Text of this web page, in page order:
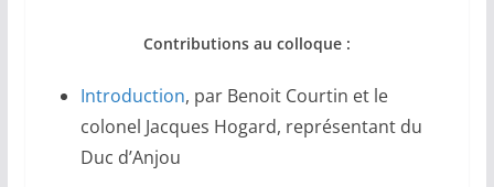
Contributions au colloque :
Introduction, par Benoit Courtin et le
colonel Jacques Hogard, représentant du
Duc d’Anjou